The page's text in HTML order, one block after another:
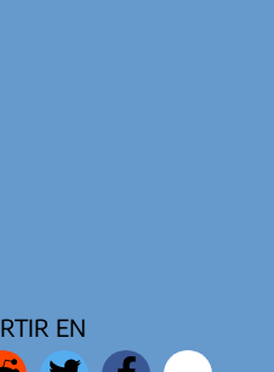
EN